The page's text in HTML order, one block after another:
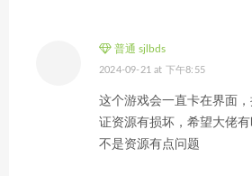
普通 sjlbds
2024-09-21 at 下午8:55
这个游戏会一直卡在界面
证资源有损坏，希望大佬
不是资源有点问题